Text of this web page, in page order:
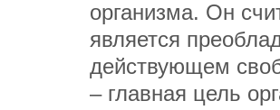
организма. Он
является
действующем
– главная цель